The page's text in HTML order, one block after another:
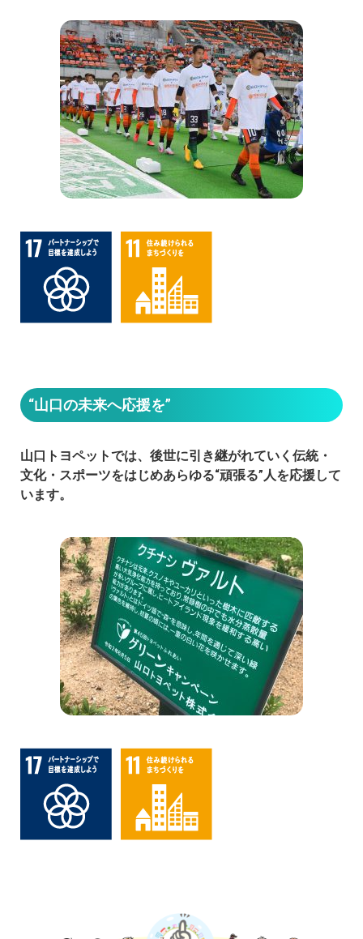
“山口の未来へ応援を”
山口トヨペットでは、後世に引き継がれていく伝統・
文化・スポーツをはじめあらゆる“頑張る”人を応援して
います。